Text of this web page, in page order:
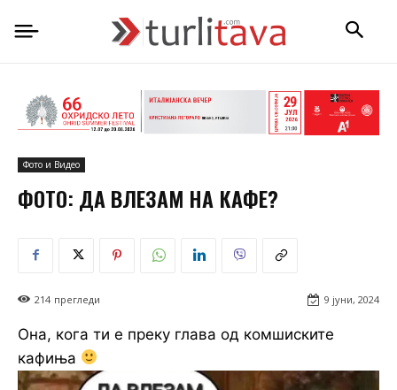
Фото и Видео
ФОТО: ДА ВЛЕЗАМ НА КАФЕ?
9 јуни, 2024
214 прегледи
Она, кога ти е преку глава од комшиските
кафиња